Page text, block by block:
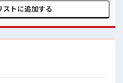
！ ■職場の雰囲気 “コジン
お勧め！！ 少人数の職場です♪ 明るす
バッチリ目指せますよ！
ストに追加する